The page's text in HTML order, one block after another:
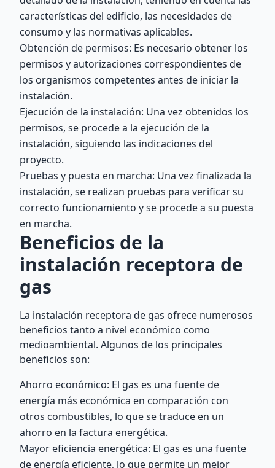
características del edificio, las necesidades de
consumo y las normativas aplicables.
Obtención de permisos: Es necesario obtener los
permisos y autorizaciones correspondientes de
los organismos competentes antes de iniciar la
instalación.
Ejecución de la instalación: Una vez obtenidos los
permisos, se procede a la ejecución de la
instalación, siguiendo las indicaciones del
proyecto.
Pruebas y puesta en marcha: Una vez finalizada la
instalación, se realizan pruebas para verificar su
correcto funcionamiento y se procede a su puesta
en marcha.
Beneficios de la
instalación receptora de
gas
La instalación receptora de gas ofrece numerosos
beneficios tanto a nivel económico como
medioambiental. Algunos de los principales
beneficios son:
Ahorro económico: El gas es una fuente de
energía más económica en comparación con
otros combustibles, lo que se traduce en un
ahorro en la factura energética.
Mayor eficiencia energética: El gas es una fuente
de energía eficiente, lo que permite un mejor